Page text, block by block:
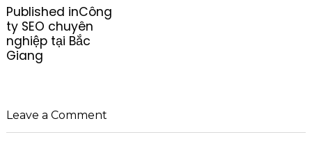
o
s
t
n
i
g
Published inCông
ty SEO chuyên
nghiệp tại Bắc
Giang
Leave a Comment